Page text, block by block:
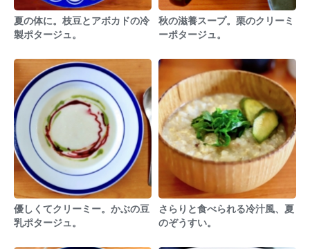
夏の体に。枝豆とアボカドの冷
製ポタージュ。
秋の滋養スープ。栗のクリーミ
ーポタージュ。
優しくてクリーミー。かぶの豆
乳ポタージュ。
さらりと食べられる冷汁風、夏
のぞうすい。